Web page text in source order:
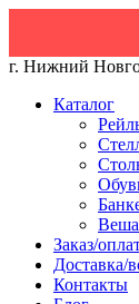
г. Нижний
Каталог
Заказ/
Доставка/
Контакты